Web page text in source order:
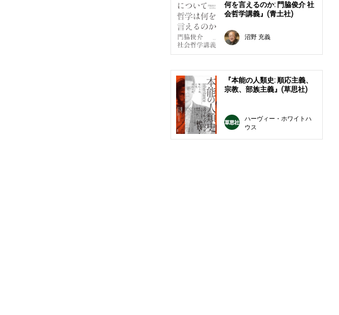
何を言えるのか: 門脇俊介 社
会哲学講義』(青土社)
沼野 充義
『本能の人類史: 順応主義、
宗教、部族主義』(草思社)
ハーヴィー・ホワイトハ
ウス